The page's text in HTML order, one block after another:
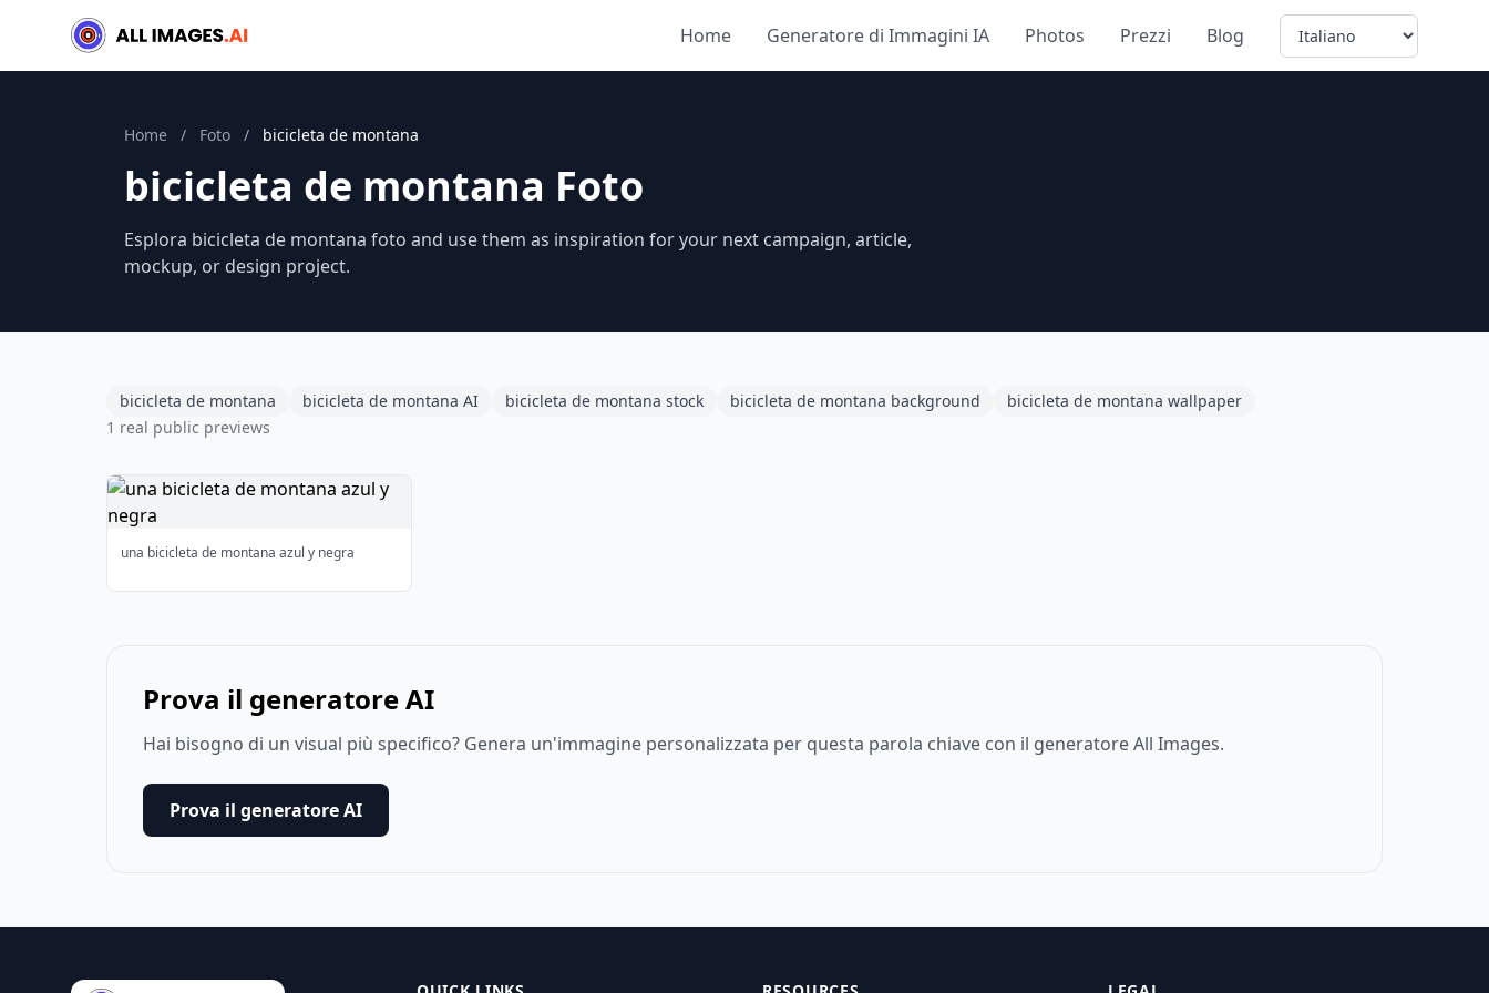
Home Generatore di Immagini IA Photos Prezzi Blog Language
Home / Foto / bicicleta de montana
bicicleta de montana Foto
Esplora bicicleta de montana foto and use them as inspiration for your next campaign, article,
mockup, or design project.
bicicleta de montana bicicleta de montana AI bicicleta de montana stock bicicleta de montana background
bicicleta de montana wallpaper
1 real public previews
una bicicleta de montana azul y negra
Prova il generatore AI
Hai bisogno di un visual più specifico? Genera un'immagine personalizzata per questa parola chiave con il generatore All Images.
Prova il generatore AI